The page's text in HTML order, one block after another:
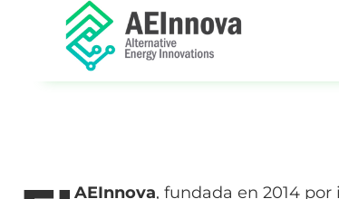
AEInnova, fundada en 2014